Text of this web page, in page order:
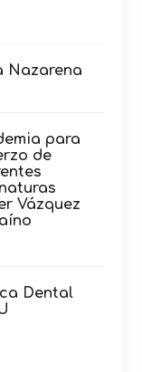
Nazarena
para
de
Vázquez
Dental